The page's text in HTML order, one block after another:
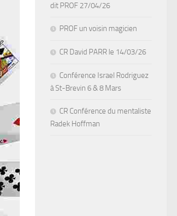
dit PROF 27/04/26
PROF un voisin magicien
CR David PARR le 14/03/26
Conférence Israel Rodriguez
à St-Brevin 6 & 8 Mars
CR Conférence du mentaliste
Radek Hoffman